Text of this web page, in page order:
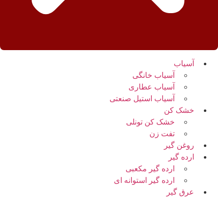
آسیاب
آسیاب خانگی
آسیاب عطاری
آسیاب استیل صنعتی
خشک کن
خشک کن تونلی
تفت زن
روغن گیر
ارده گیر
ارده گیر مکعبی
ارده گیر استوانه ای
عرق گیر